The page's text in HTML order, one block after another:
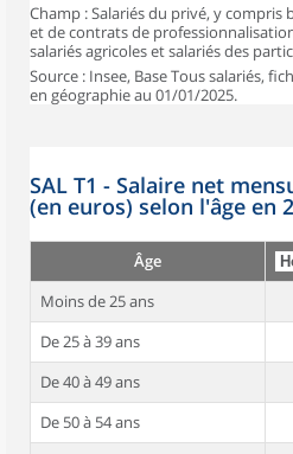
Champ : Salariés du privé, y compris
et de contrats de
salariés agricoles et salariés des
Source : Insee, Base Tous salariés,
en géographie au 01/01/2025.
SAL T1 - Salaire net
(en euros) selon l'âge en
Âge
Moins de 25 ans
De 25 à 39 ans
De 40 à 49 ans
De 50 à 54 ans